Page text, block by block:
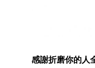
感謝折磨你的人